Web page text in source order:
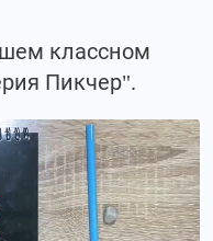
классном
Пикчер".